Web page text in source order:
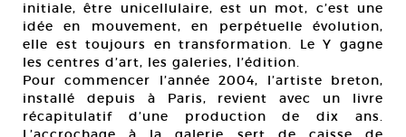
initiale, être unicellulaire, est un mot, c’est une
idée en mouvement, en perpétuelle évolution,
elle est toujours en transformation. Le Y gagne
les centres d’art, les galeries, l’édition.
Pour commencer l’année 2004, l’artiste breton,
installé depuis à Paris, revient avec un livre
récapitulatif d’une production de dix ans.